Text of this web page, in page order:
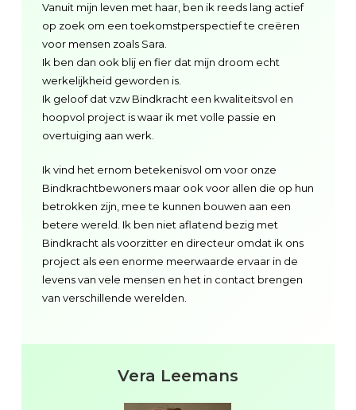
Vanuit mijn leven met haar, ben ik reeds lang actief
op zoek om een toekomstperspectief te creëren
voor mensen zoals Sara.
Ik ben dan ook blij en fier dat mijn droom echt
werkelijkheid geworden is.
Ik geloof dat vzw Bindkracht een kwaliteitsvol en
hoopvol project is waar ik met volle passie en
overtuiging aan werk.
Ik vind het ernom betekenisvol om voor onze
Bindkrachtbewoners maar ook voor allen die op hun
betrokken zijn, mee te kunnen bouwen aan een
betere wereld. Ik ben niet aflatend bezig met
Bindkracht als voorzitter en directeur omdat ik ons
project als een enorme meerwaarde ervaar in de
levens van vele mensen en het in contact brengen
van verschillende werelden.
Vera Leemans